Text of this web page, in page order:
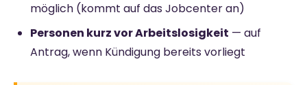
möglich (kommt auf das Jobcenter an)
Personen kurz vor Arbeitslosigkeit — auf
Antrag, wenn Kündigung bereits vorliegt